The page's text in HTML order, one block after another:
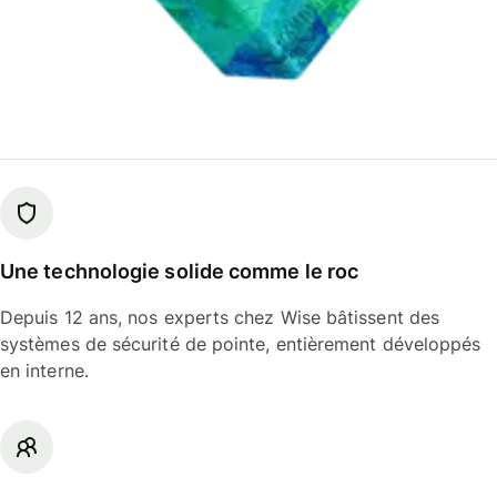
Une technologie solide comme le roc
Depuis 12 ans, nos experts chez Wise bâtissent des
systèmes de sécurité de pointe, entièrement développés
en interne.